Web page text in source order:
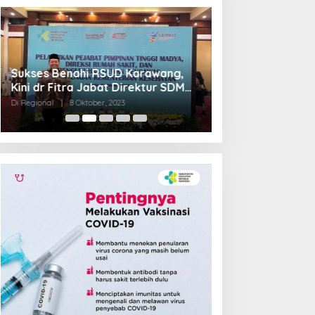
Sukses Benahi RSUD Karawang,
Kini dr Fitra Jabat Direktur SDM
RSHS Bandung
Di Regional | 8 Oktober, 2023